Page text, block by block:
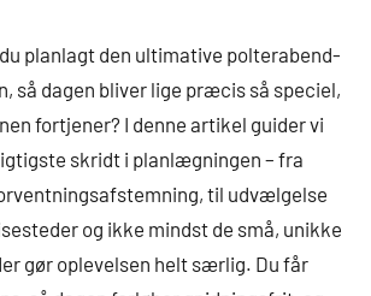
planlagt den ultimative polterabend-
så dagen bliver lige præcis så speciel,
fortjener? I denne artikel guider vi
skridt i planlægningen – fra
til udvælgelse
og ikke mindst de små, unikke
gør oplevelsen helt særlig. Du får